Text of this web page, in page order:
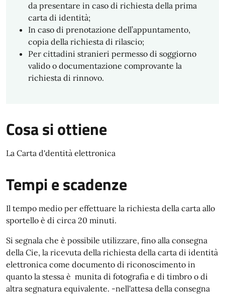
da presentare in caso di richiesta della prima
carta di identità;
In caso di prenotazione dell’appuntamento,
copia della richiesta di rilascio;
Per cittadini stranieri permesso di soggiorno
valido o documentazione comprovante la
richiesta di rinnovo.
Cosa si ottiene
La Carta d'dentità elettronica
Tempi e scadenze
Il tempo medio per effettuare la richiesta della carta allo
sportello è di circa 20 minuti.
Si segnala che è possibile utilizzare, fino alla consegna
della Cie, la ricevuta della richiesta della carta di identità
elettronica come documento di riconoscimento in
quanto la stessa è munita di fotografia e di timbro o di
altra segnatura equivalente. -nell'attesa della consegna